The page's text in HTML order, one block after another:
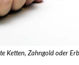
Ketten, Zahngold oder